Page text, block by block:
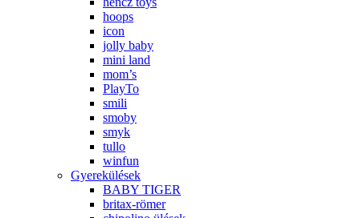
hoops
icon
jolly baby
mini land
mom’s
PlayTo
smili
smoby
smyk
tullo
winfun
Gyerekülések
BABY TIGER
britax-römer